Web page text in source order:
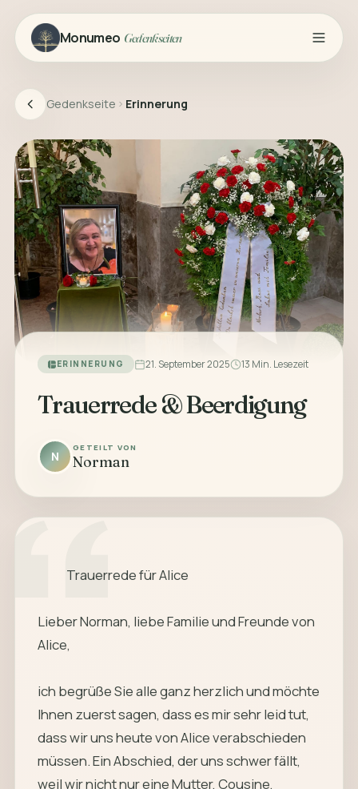
Monumeo Gedenkseiten
Gedenkseite Erinnerung
ERINNERUNG 21. September 2025 13 Min. Lesezeit
Trauerrede & Beerdigung
N
GETEILT VON
Norman